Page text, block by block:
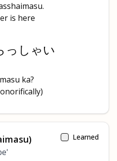
is here
っしゃい
ka?
Learned